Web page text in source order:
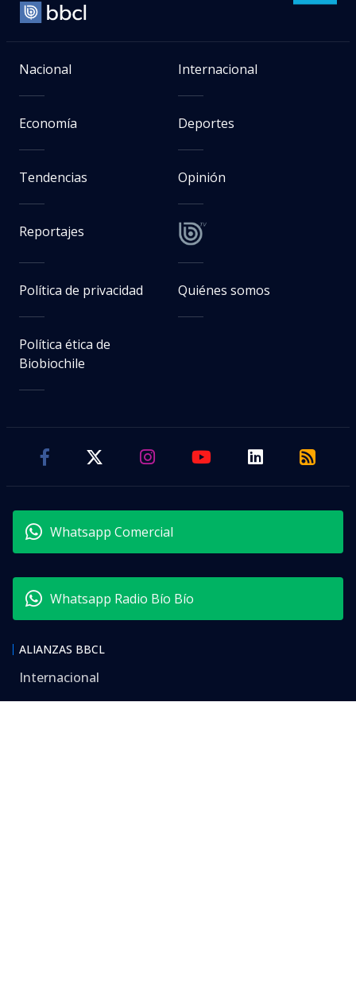
Nacional Internacional
Economía Deportes
Tendencias Opinión
Reportajes
Política de privacidad Quiénes somos
Política ética de
Biobiochile
Whatsapp Comercial
Whatsapp Radio Bío Bío
ALIANZAS BBCL
Internacional